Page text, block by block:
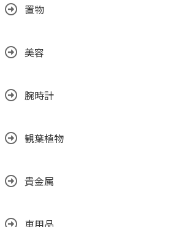
置物
美容
腕時計
観葉植物
貴金属
車用品